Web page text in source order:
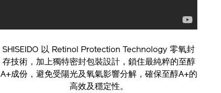
SHISEIDO 以 Retinol Protection Technology 零氧封
存技術，加上獨特密封包裝設計，鎖住最純粹的至醇
A+成份，避免受陽光及氧氣影響分解，確保至醇A+的
高效及穩定性。